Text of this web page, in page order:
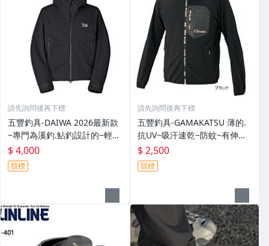
請先詢問後再下標
五豐釣具-DAIWA 2026最新款
~專門為溪釣.鮎釣設計的~輕
便.薄的短版防水雨衣DR-3926J
外套特價4000元
$ 4,000
競標
請先詢問後再下標
五豐釣具-GAMAKATSU 薄的.
抗UV~吸汗速乾~防蚊~有伸縮
彈性付帽防曬外套 GM-3547
特價2000元
$ 2,500
競標